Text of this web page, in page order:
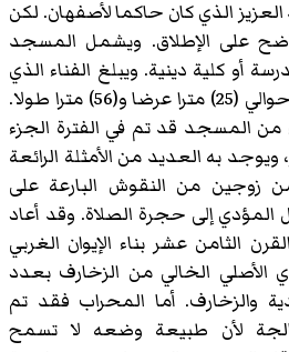
الذي كان حاكما لأصفهان. لكن
على الإطلاق. ويشمل المسجد
أو كلية دينية. ويبلغ الفناء الذي
التقطت منه هذه الصورة حوالي (25) مترا عرضا و(56) مترا طولا.
من المسجد قد تم في الفترة الجزء
ويوجد به العديد من الأمثلة الرائعة
زوجين من النقوش البارعة على
المؤدي إلى حجرة الصلاة. وقد أعاد
الثامن عشر بناء الإيوان الغربي
الأصلي الخالي من الزخارف بعدد
والزخارف. أما المحراب فقد تم
لأن طبيعة وضعه لا تسمح